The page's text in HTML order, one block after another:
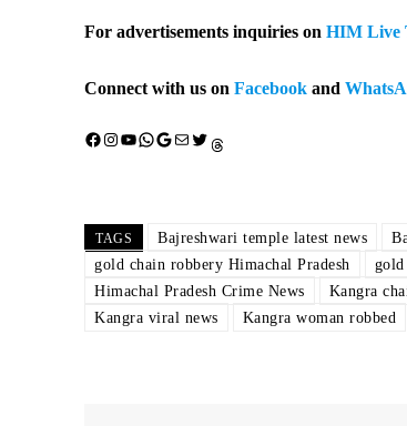
For advertisements inquiries on HIM Live
Connect with us on Facebook and
Facebook Instagram YouTube WhatsApp Google Mail X (Twitter) Threads
TAGS Bajreshwari temple latest news
gold chain robbery Himachal Pradesh
gold
Himachal Pradesh Crime News
Kangra
Kangra viral news
Kangra woman robbed